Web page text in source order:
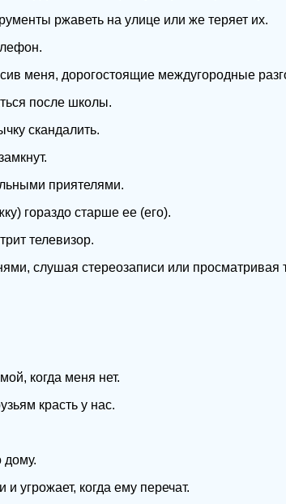
ржаветь на улице или же теряет их.
меня, дорогостоящие междугородные
после школы.
скандалить.
приятелями.
гораздо старше ее (его).
телевизор.
слушая стереозаписи или просматривая
когда меня нет.
красть у нас.
дому.
и угрожает, когда ему перечат.